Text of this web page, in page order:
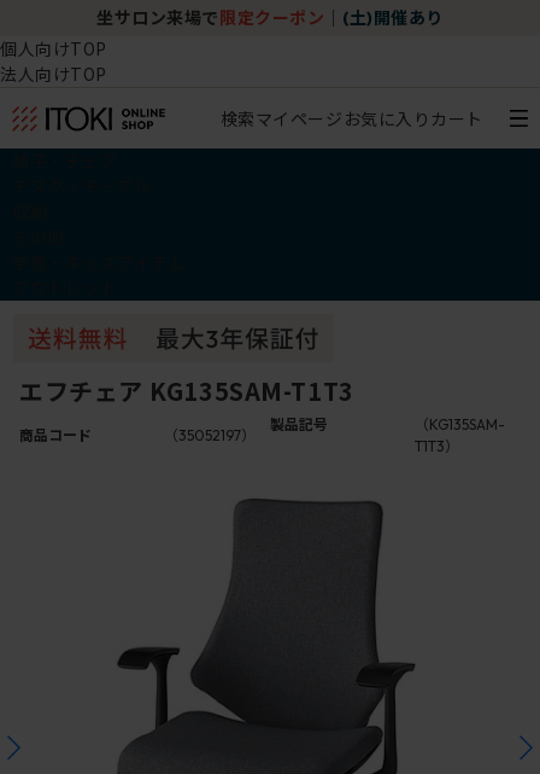
坐サロン来場で 限定クーポン (土)開催あり
個人向けTOP
法人向けTOP
検索マイページ お気に入り カート
エフチェア KG135SAM-T1T3
商品コード （35052197）
製品記号
（KG135SAM-
T1T3）